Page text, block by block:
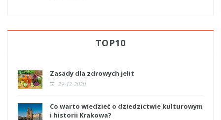
TOP10
Zasady dla zdrowych jelit
29-12-2020
Co warto wiedzieć o dziedzictwie kulturowym
i historii Krakowa?